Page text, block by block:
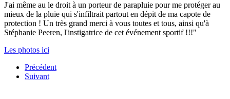
J'ai même au le droit à un porteur de parapluie pour me protéger au
mieux de la pluie qui s'infiltrait partout en dépit de ma capote de
protection ! Un très grand merci à vous toutes et tous, ainsi qu'à
Stéphanie Peeren, l'instigatrice de cet événement sportif !!!"
Les photos ici
Précédent
Suivant